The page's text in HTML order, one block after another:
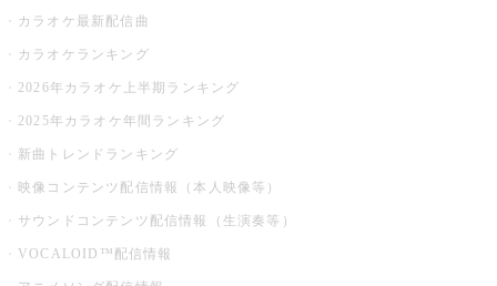
カラオケ最新配信曲
カラオケランキング
2026年カラオケ上半期ランキング
2025年カラオケ年間ランキング
新曲トレンドランキング
映像コンテンツ配信情報（本人映像等）
サウンドコンテンツ配信情報（生演奏等）
VOCALOID™配信情報